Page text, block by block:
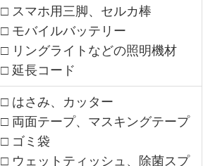
□ スマホ用三脚、セルカ棒
□ モバイルバッテリー
□ リングライトなどの照明機材
□ 延長コード
□ はさみ、カッター
□ 両面テープ、マスキングテープ
□ ゴミ袋
□ ウェットティッシュ、除菌スプ